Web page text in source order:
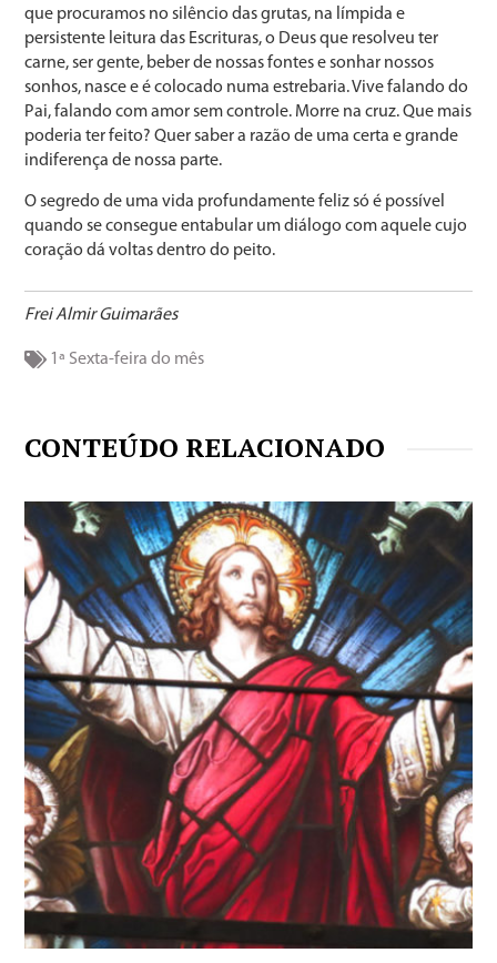
que procuramos no silêncio das grutas, na límpida e
persistente leitura das Escrituras, o Deus que resolveu ter
carne, ser gente, beber de nossas fontes e sonhar nossos
sonhos, nasce e é colocado numa estrebaria. Vive falando do
Pai, falando com amor sem controle. Morre na cruz. Que mais
poderia ter feito? Quer saber a razão de uma certa e grande
indiferença de nossa parte.
O segredo de uma vida profundamente feliz só é possível
quando se consegue entabular um diálogo com aquele cujo
coração dá voltas dentro do peito.
Frei Almir Guimarães
1ª Sexta-feira do mês
CONTEÚDO RELACIONADO